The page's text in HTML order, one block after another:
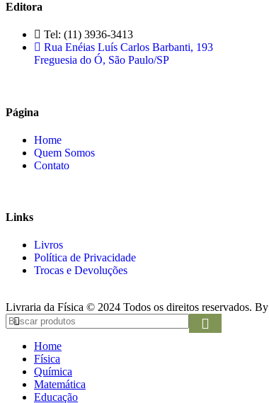
Editora
Tel: (11) 3936-3413
Rua Enéias Luís Carlos Barbanti, 193
Freguesia do Ó, São Paulo/SP
Página
Home
Quem Somos
Contato
Links
Livros
Política de Privacidade
Trocas e Devoluções
Livraria da Física © 2024 Todos os direitos reservados. By
Home
Física
Química
Matemática
Educação